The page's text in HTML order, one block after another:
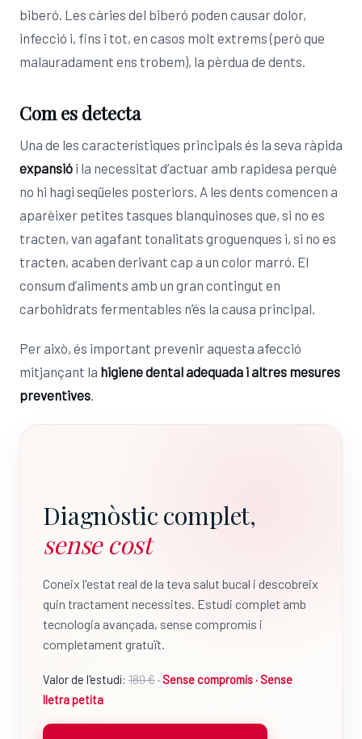
biberó. Les càries del biberó poden causar dolor,
infecció i, fins i tot, en casos molt extrems (però que
malauradament ens trobem), la pèrdua de dents.
Com es detecta
Una de les característiques principals és la seva ràpida
expansió i la necessitat d’actuar amb rapidesa perquè
no hi hagi seqüeles posteriors. A les dents comencen a
aparèixer petites tasques blanquinoses que, si no es
tracten, van agafant tonalitats groguenques i, si no es
tracten, acaben derivant cap a un color marró. El
consum d’aliments amb un gran contingut en
carbohidrats fermentables n’és la causa principal.
Per això, és important prevenir aquesta afecció
mitjançant la higiene dental adequada i altres mesures
preventives.
Diagnòstic complet,
sense cost
Coneix l'estat real de la teva salut bucal i descobreix
quin tractament necessites. Estudi complet amb
tecnologia avançada, sense compromís i
completament gratuït.
Valor de l'estudi: 180 € · Sense compromís · Sense
lletra petita